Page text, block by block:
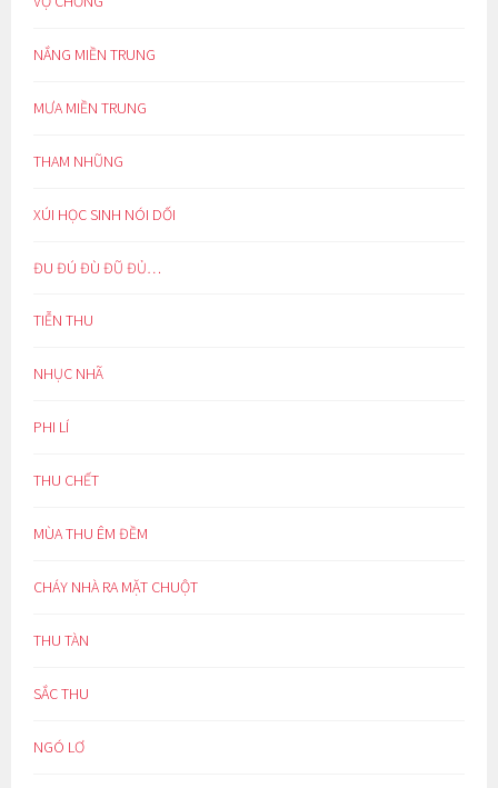
NẮNG MIỀN TRUNG
MƯA MIỀN TRUNG
THAM NHŨNG
XÚI HỌC SINH NÓI DỐI
ĐU ĐÚ ĐÙ ĐŨ ĐỦ…
TIỄN THU
NHỤC NHÃ
PHI LÍ
THU CHẾT
MÙA THU ÊM ĐỀM
CHÁY NHÀ RA MẶT CHUỘT
THU TÀN
SẮC THU
NGÓ LƠ